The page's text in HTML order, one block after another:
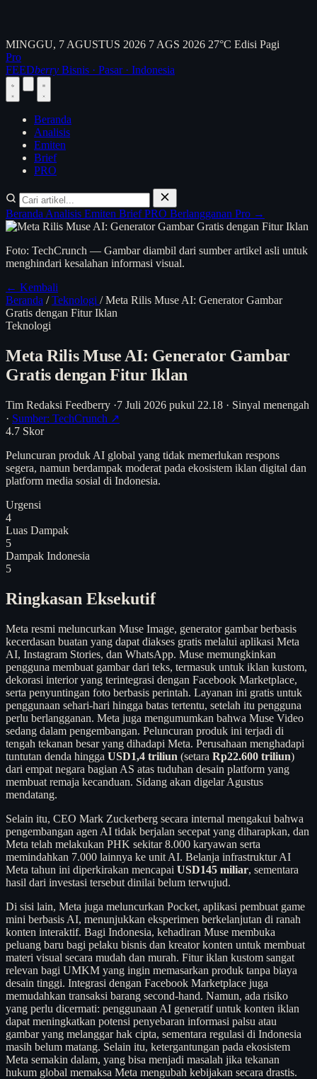
MINGGU, 7 AGUSTUS 2026 7 AGS 2026 27°C Edisi Pagi
Pro
FEEDberry Bisnis · Pasar · Indonesia
Beranda
Analisis
Emiten
Brief
PRO
Beranda Analisis Emiten BriefPRO Berlangganan Pro →
Foto: TechCrunch — Gambar diambil dari sumber artikel asli untuk
menghindari kesalahan informasi visual.
← Kembali
Beranda / Teknologi / Meta Rilis Muse AI: Generator Gambar
Gratis dengan Fitur Iklan
Teknologi
Meta Rilis Muse AI: Generator Gambar
Gratis dengan Fitur Iklan
Tim Redaksi Feedberry ·7 Juli 2026 pukul 22.18 · Sinyal menengah
· Sumber: TechCrunch ↗
4.7 Skor
Peluncuran produk AI global yang tidak memerlukan respons
segera, namun berdampak moderat pada ekosistem iklan digital dan
platform media sosial di Indonesia.
Urgensi
4
Luas Dampak
5
Dampak Indonesia
5
Ringkasan Eksekutif
Meta resmi meluncurkan Muse Image, generator gambar berbasis
kecerdasan buatan yang dapat diakses gratis melalui aplikasi Meta
AI, Instagram Stories, dan WhatsApp. Muse memungkinkan
pengguna membuat gambar dari teks, termasuk untuk iklan kustom,
dekorasi interior yang terintegrasi dengan Facebook Marketplace,
serta penyuntingan foto berbasis perintah. Layanan ini gratis untuk
penggunaan sehari-hari hingga batas tertentu, setelah itu pengguna
perlu berlangganan. Meta juga mengumumkan bahwa Muse Video
sedang dalam pengembangan. Peluncuran produk ini terjadi di
tengah tekanan besar yang dihadapi Meta. Perusahaan menghadapi
tuntutan denda hingga USD1,4 triliun (setara Rp22.600 triliun)
dari empat negara bagian AS atas tuduhan desain platform yang
membuat remaja kecanduan. Sidang akan digelar Agustus
mendatang.
Selain itu, CEO Mark Zuckerberg secara internal mengakui bahwa
pengembangan agen AI tidak berjalan secepat yang diharapkan, dan
Meta telah melakukan PHK sekitar 8.000 karyawan serta
memindahkan 7.000 lainnya ke unit AI. Belanja infrastruktur AI
Meta tahun ini diperkirakan mencapai USD145 miliar, sementara
hasil dari investasi tersebut dinilai belum terwujud.
Di sisi lain, Meta juga meluncurkan Pocket, aplikasi pembuat game
mini berbasis AI, menunjukkan eksperimen berkelanjutan di ranah
konten interaktif. Bagi Indonesia, kehadiran Muse membuka
peluang baru bagi pelaku bisnis dan kreator konten untuk membuat
materi visual secara mudah dan murah. Fitur iklan kustom sangat
relevan bagi UMKM yang ingin memasarkan produk tanpa biaya
desain tinggi. Integrasi dengan Facebook Marketplace juga
memudahkan transaksi barang second-hand. Namun, ada risiko
yang perlu dicermati: penggunaan AI generatif untuk konten iklan
dapat meningkatkan potensi penyebaran informasi palsu atau
gambar yang melanggar hak cipta, sementara regulasi di Indonesia
masih belum matang. Selain itu, ketergantungan pada ekosistem
Meta semakin dalam, yang bisa menjadi masalah jika tekanan
hukum global memaksa Meta mengubah kebijakan secara drastis.